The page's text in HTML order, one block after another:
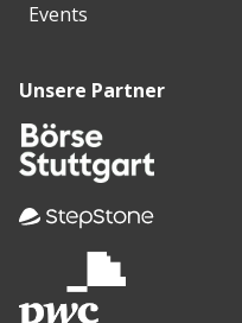
Events
Unsere Partner